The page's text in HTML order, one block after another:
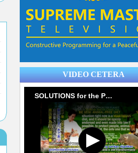
VIDEO CETERA
SOLUTIONS for the PLANET from Supreme Master Ching Hai